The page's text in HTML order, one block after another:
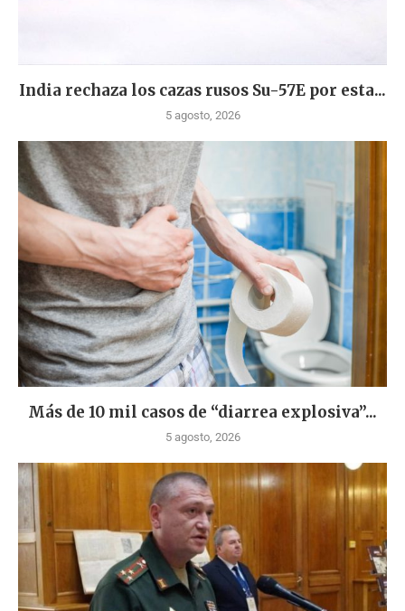
India rechaza los cazas rusos Su-57E por esta...
5 agosto, 2026
Más de 10 mil casos de “diarrea explosiva”...
5 agosto, 2026